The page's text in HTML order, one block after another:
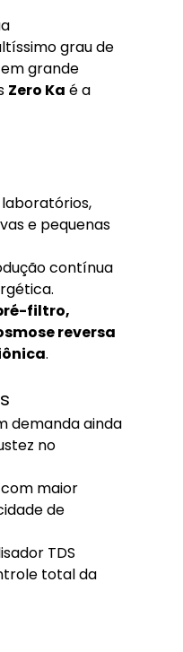
grau de
grande
Zero Ka é a
e pequenas
contínua
filtro,
reversa
.
demanda ainda
no
maior
de
TDS
total da